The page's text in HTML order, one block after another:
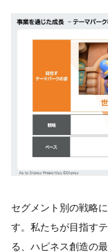
セグメント別の戦略
す。私たちが目指す
る、ハピネス創造の